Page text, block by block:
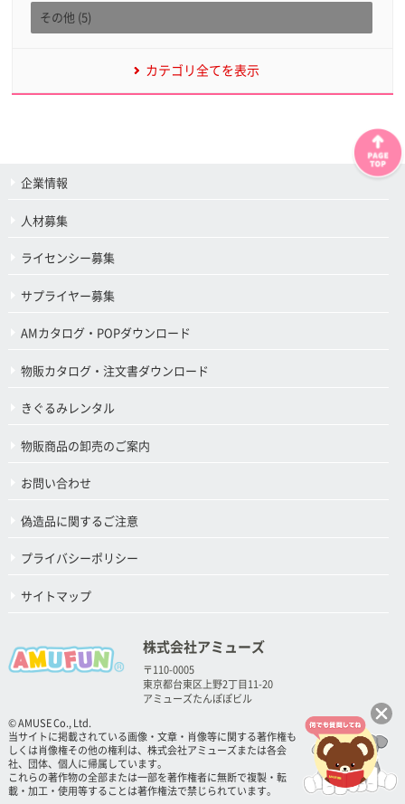
その他 (5)
カテゴリ全てを表示
企業情報
人材募集
ライセンシー募集
サプライヤー募集
AMカタログ・POPダウンロード
物販カタログ・注文書ダウンロード
きぐるみレンタル
物販商品の卸売のご案内
お問い合わせ
偽造品に関するご注意
プライバシーポリシー
サイトマップ
株式会社アミューズ
〒110-0005
東京都台東区上野2丁目11-20
アミューズたんぽぽビル
© AMUSE Co., Ltd.
当サイトに掲載されている画像・文章・肖像等に関する著作権も
しくは肖像権その他の権利は、株式会社アミューズまたは各会
社、団体、個人に帰属しています。
これらの著作物の全部または一部を著作権者に無断で複製・転
載・加工・使用等することは著作権法で禁じられています。